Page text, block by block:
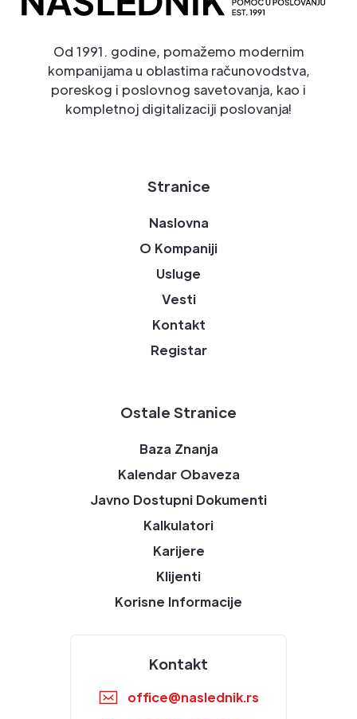
Od 1991. godine, pomažemo modernim
kompanijama u oblastima računovodstva,
poreskog i poslovnog savetovanja, kao i
kompletnoj digitalizaciji poslovanja!
Stranice
Naslovna
O Kompaniji
Usluge
Vesti
Kontakt
Registar
Ostale Stranice
Baza Znanja
Kalendar Obaveza
Javno Dostupni Dokumenti
Kalkulatori
Karijere
Klijenti
Korisne Informacije
Kontakt
office@naslednik.rs